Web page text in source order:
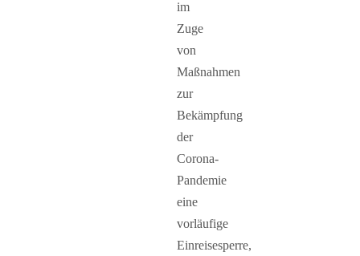
im
Zuge
von
Maßnahmen
zur
Bekämpfung
der
Corona-
Pandemie
eine
vorläufige
Einreisesperre,